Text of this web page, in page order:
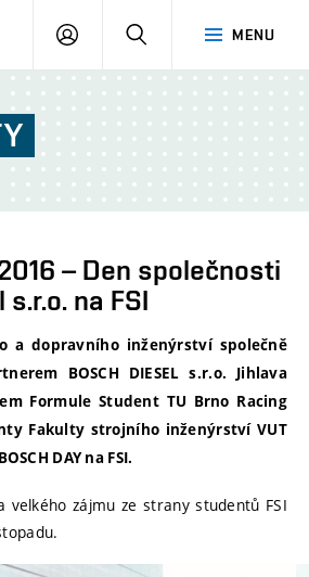
MENU
PŘIHLÁŠENÍ
– Den společnosti
na FSI
a dopravního inženýrství společně
BOSCH DIESEL s.r.o. Jihlava
Formule Student TU Brno Racing
Fakulty strojního inženýrství VUT
DAY na FSI.
velkého zájmu ze strany studentů FSI